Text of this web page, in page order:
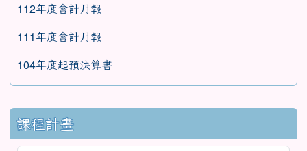
112年度會計月報
111年度會計月報
104年度起預決算書
課程計畫